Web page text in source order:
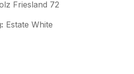
Friesland 72
Estate White